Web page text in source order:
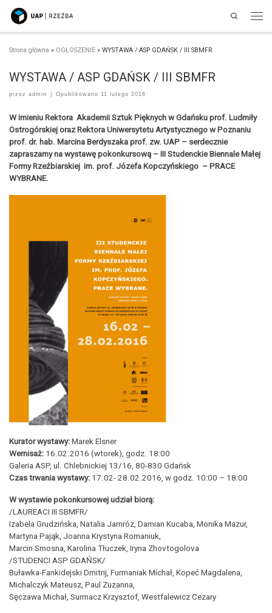
Przejdź do treści
Search
Strona główna » OGŁOSZENIE » WYSTAWA / ASP GDAŃSK / III SBMFR
WYSTAWA / ASP GDAŃSK / III SBMFR
przez admin Opublikowano 11 lutego 2016
W imieniu Rektora Akademii Sztuk Pięknych w Gdańsku prof. Ludmiły
Ostrogórskiej oraz Rektora Uniwersytetu Artystycznego w Poznaniu
prof. dr. hab. Marcina Berdyszaka prof. zw. UAP – serdecznie
zapraszamy na wystawę pokonkursową – III Studenckie Biennale Małej
Formy Rzeźbiarskiej im. prof. Józefa Kopczyńskiego – PRACE
WYBRANE.
Kurator wystawy: Marek Elsner
Wernisaż: 16.02.2016 (wtorek), godz. 18:00
Galeria ASP, ul. Chlebnickiej 13/16, 80-830 Gdańsk
Czas trwania wystawy: 17.02- 28.02.2016, w godz. 10:00 – 18:00
W wystawie pokonkursowej udział biorą:
/LAUREACI III SBMFR/
Izabela Grudzińska, Natalia Jamróz, Damian Kucaba, Monika Mazur,
Martyna Pająk, Joanna Krystyna Romaniuk,
Marcin Smosna, Karolina Tłuczek, Iryna Zhovtogolova
/STUDENCI ASP GDAŃSK/
Buławka-Fankidejski Dmitrij, Furmaniak Michał, Kopeć Magdalena,
Michalczyk Mateusz, Paul Zuzanna,
Sęczawa Michał, Surmacz Krzysztof, Westfalewicz Cezary